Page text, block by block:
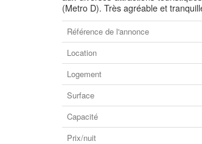
(Metro D). Très agréable et
Référence de l'annonce
Location
Logement
Surface
Capacité
Prix/nuit